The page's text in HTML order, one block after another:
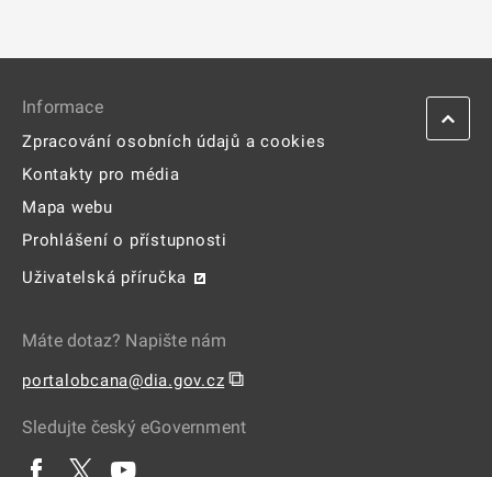
Informace
Zpracování osobních údajů a cookies
Kontakty pro média
Mapa webu
Prohlášení o přístupnosti
Uživatelská příručka
Máte dotaz? Napište nám
portalobcana@dia.gov.cz ⧉
Sledujte český eGovernment